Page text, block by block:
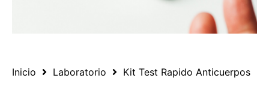
Inicio Laboratorio Kit Test Rapido Anticuerpos